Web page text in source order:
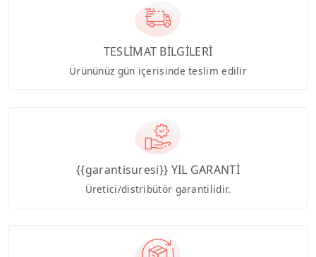
TESLİMAT BİLGİLERİ
Ürününüz gün içerisinde teslim edilir
{{garantisuresi}} YIL GARANTİ
Üretici/distribütör garantilidir.